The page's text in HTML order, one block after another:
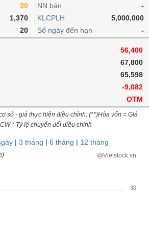
30
1,370
20
NN bán
-
KLCPLH
5,000,000
Số ngày đến hạn
-
56,400
67,800
65,598
-9,082
OTM
sở - giá thực hiện điều chỉnh; (**)Hòa vốn = Giá
* Tỷ lệ chuyển đổi điều chỉnh
| 3 tháng | 6 tháng | 12 tháng
@Vietstock.vn
30